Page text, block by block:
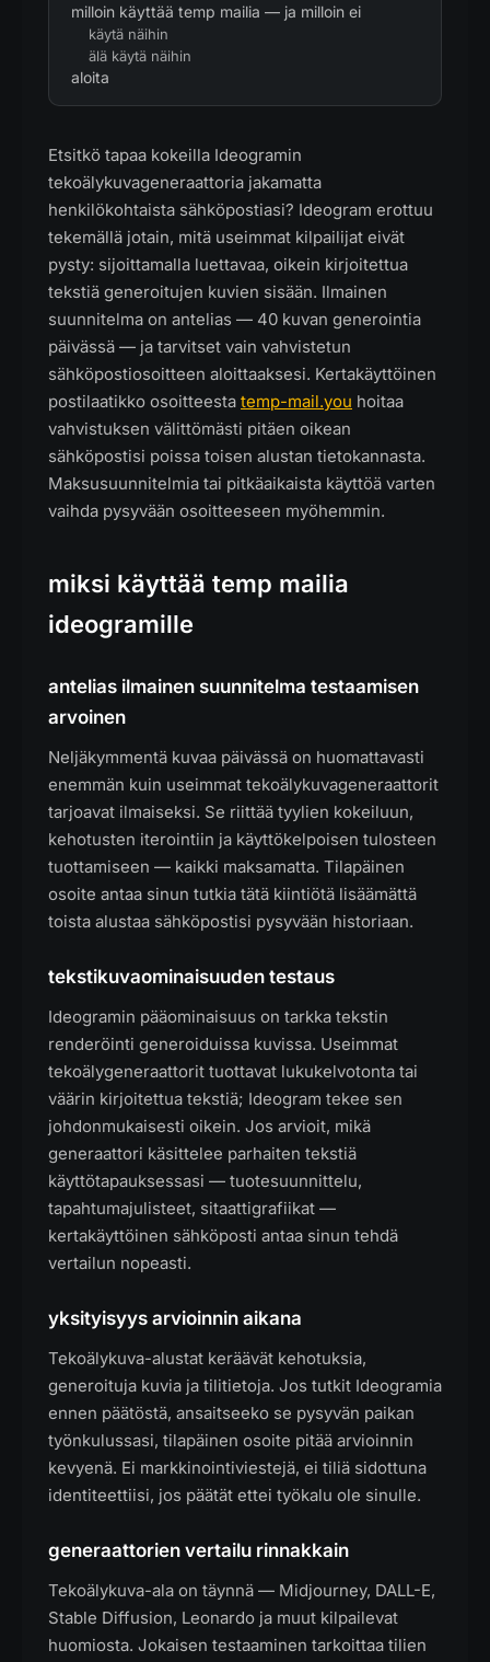
milloin käyttää temp mailia — ja milloin ei
käytä näihin
älä käytä näihin
aloita
Etsitkö tapaa kokeilla Ideogramin
tekoälykuvageneraattoria jakamatta
henkilökohtaista sähköpostiasi? Ideogram erottuu
tekemällä jotain, mitä useimmat kilpailijat eivät
pysty: sijoittamalla luettavaa, oikein kirjoitettua
tekstiä generoitujen kuvien sisään. Ilmainen
suunnitelma on antelias — 40 kuvan generointia
päivässä — ja tarvitset vain vahvistetun
sähköpostiosoitteen aloittaaksesi. Kertakäyttöinen
postilaatikko osoitteesta temp-mail.you hoitaa
vahvistuksen välittömästi pitäen oikean
sähköpostisi poissa toisen alustan tietokannasta.
Maksusuunnitelmia tai pitkäaikaista käyttöä varten
vaihda pysyvään osoitteeseen myöhemmin.
miksi käyttää temp mailia
ideogramille
antelias ilmainen suunnitelma testaamisen
arvoinen
Neljäkymmentä kuvaa päivässä on huomattavasti
enemmän kuin useimmat tekoälykuvageneraattorit
tarjoavat ilmaiseksi. Se riittää tyylien kokeiluun,
kehotusten iterointiin ja käyttökelpoisen tulosteen
tuottamiseen — kaikki maksamatta. Tilapäinen
osoite antaa sinun tutkia tätä kiintiötä lisäämättä
toista alustaa sähköpostisi pysyvään historiaan.
tekstikuvaominaisuuden testaus
Ideogramin pääominaisuus on tarkka tekstin
renderöinti generoiduissa kuvissa. Useimmat
tekoälygeneraattorit tuottavat lukukelvotonta tai
väärin kirjoitettua tekstiä; Ideogram tekee sen
johdonmukaisesti oikein. Jos arvioit, mikä
generaattori käsittelee parhaiten tekstiä
käyttötapauksessasi — tuotesuunnittelu,
tapahtumajulisteet, sitaattigrafiikat —
kertakäyttöinen sähköposti antaa sinun tehdä
vertailun nopeasti.
yksityisyys arvioinnin aikana
Tekoälykuva-alustat keräävät kehotuksia,
generoituja kuvia ja tilitietoja. Jos tutkit Ideogramia
ennen päätöstä, ansaitseeko se pysyvän paikan
työnkulussasi, tilapäinen osoite pitää arvioinnin
kevyenä. Ei markkinointiviestejä, ei tiliä sidottuna
identiteettiisi, jos päätät ettei työkalu ole sinulle.
generaattorien vertailu rinnakkain
Tekoälykuva-ala on täynnä — Midjourney, DALL-E,
Stable Diffusion, Leonardo ja muut kilpailevat
huomiosta. Jokaisen testaaminen tarkoittaa tilien